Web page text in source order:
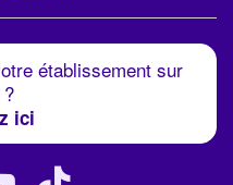
établissement sur
ici